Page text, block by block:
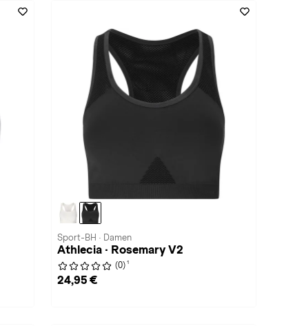
Sport-BH · Damen
Athlecia · Rosemary V2
(0) 1
24,95 €